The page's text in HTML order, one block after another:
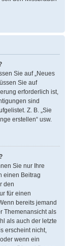
Sie auf „Neues
Sie auf
erforderlich ist,
sind
Z. B. „Sie
erstellen“ usw.
Sie nur Ihre
einen Beitrag
den
für einen
bereits jemand
Themenansicht als
als auch der letzte
erscheint nicht,
wenn ein